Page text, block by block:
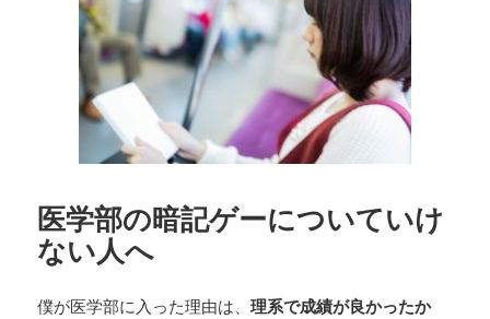
医学部の暗記ゲーについていけ
ない人へ
僕が医学部に入った理由は、理系で成績が良かったか